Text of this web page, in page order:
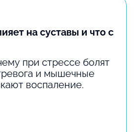
на суставы и что с
при стрессе болят
и мышечные
воспаление.